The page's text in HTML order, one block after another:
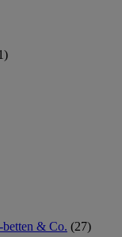
betten & Co. (27)